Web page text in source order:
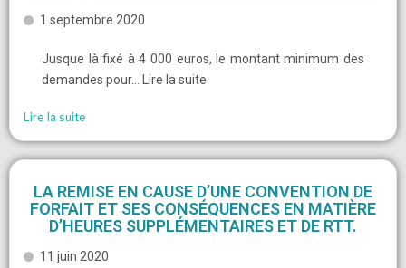
1 septembre 2020
Jusque là fixé à 4 000 euros, le montant minimum des
demandes pour… Lire la suite
Lire la suite
LA REMISE EN CAUSE D’UNE CONVENTION DE
FORFAIT ET SES CONSÉQUENCES EN MATIÈRE
D’HEURES SUPPLÉMENTAIRES ET DE RTT.
11 juin 2020